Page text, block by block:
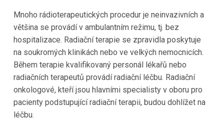
Mnoho rádioterapeutických procedur je neinvazivních a
většina se provádí v ambulantním režimu, tj. bez
hospitalizace. Radiační terapie se zpravidla poskytuje
na soukromých klinikách nebo ve velkých nemocnicích.
Během terapie kvalifikovaný personál lékařů nebo
radiačních terapeutů provádí radiační léčbu. Radiační
onkologové, kteří jsou hlavními specialisty v oboru pro
pacienty podstupující radiační terapii, budou dohlížet na
léčbu.